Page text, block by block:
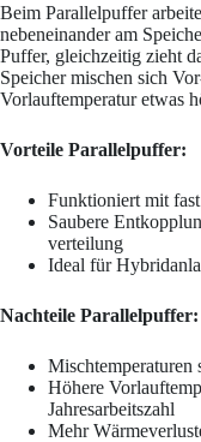
Beim Parallelpuffer
nebeneinander am
Puffer, gleichzeitig zieht
Speicher mischen sich
Vorlauftemperatur etwas
Vorteile Parallelpuffer:
Funktioniert mit
Saubere
verteilung
Ideal für
Nachteile Parallelpuffer:
Mischtemperaturen
Höhere
Jahresarbeitszahl
Mehr